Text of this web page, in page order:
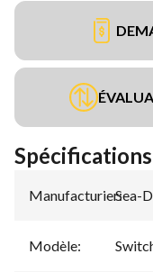
Spécifications
Manufacturier:
Sea-
Modèle: